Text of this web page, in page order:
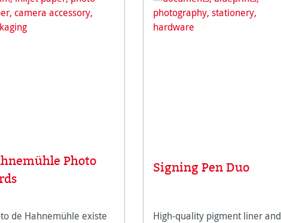
Photo
de Hahnemühle existe
Signing Pen Duo
High-quality pigment liner and